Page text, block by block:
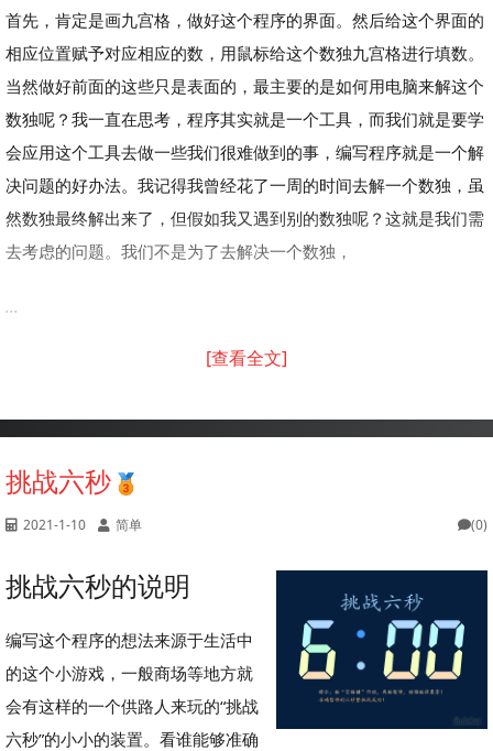
首先，肯定是画九宫格，做好这个程序的界面。然后给这个界面的
相应位置赋予对应相应的数，用鼠标给这个数独九宫格进行填数。
当然做好前面的这些只是表面的，最主要的是如何用电脑来解这个
数独呢？我一直在思考，程序其实就是一个工具，而我们就是要学
会应用这个工具去做一些我们很难做到的事，编写程序就是一个解
决问题的好办法。我记得我曾经花了一周的时间去解一个数独，虽
然数独最终解出来了，但假如我又遇到别的数独呢？这就是我们需
去考虑的问题。我们不是为了去解决一个数独，
...
[查看全文]
挑战六秒
2021-1-10 简单 (0)
挑战六秒的说明
编写这个程序的想法来源于生活中
的这个小游戏，一般商场等地方就
会有这样的一个供路人来玩的“挑战
六秒”的小小的装置。看谁能够准确